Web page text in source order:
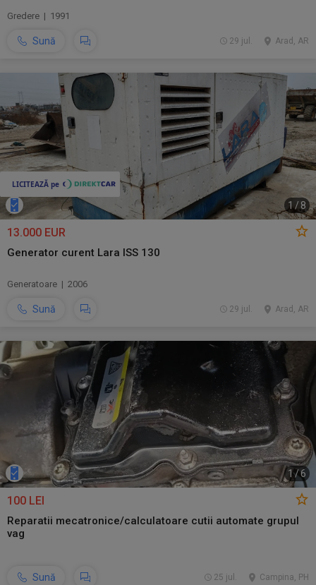
Gredere | 1991
Sună Arad, AR
29 jul.
1 /8
13.000 EUR
Generator curent Lara ISS 130
Generatoare | 2006
Sună Arad, AR
29 jul.
1/6
100 LEI
Reparatii mecatronice/calculatoare cutii automate grupul
vag
Sună Campina, PH
25 jul.